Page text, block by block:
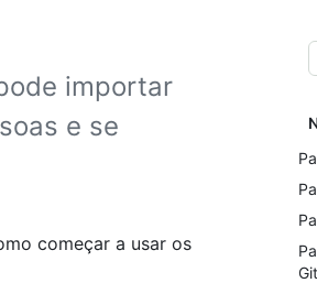
importar
e se
começar a usar os